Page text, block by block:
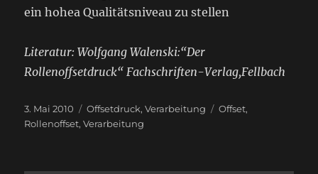
ein hohea Qualitätsniveau zu stellen
Literatur: Wolfgang Walenski:“Der
Rollenoffsetdruck“ Fachschriften-Verlag,Fellbach
Veröffentlicht
am
3. Mai 2010 Kategorien
Offsetdruck,Verarbeitung Schlagwörter
Offset,
Rollenoffset,Verarbeitung